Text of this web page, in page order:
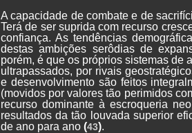
A capacidade de combate e de
Terá de ser suprida com recurso
confiança. As tendências
destas ambições serôdias de
porém, é que os próprios sistemas de
ultrapassados, por rivais
e desenvolvimento são feitos
(movidos por valores tão perimidos
recurso dominante à escroqueria
resultados da tão louvada superior
de ano para ano (43).